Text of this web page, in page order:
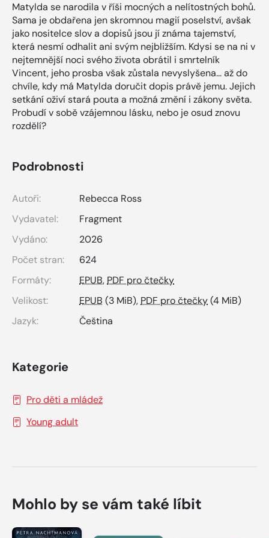
Matylda se narodila v říši mocných a nelítostných bohů.
Sama je obdařena jen skromnou magií poselství, avšak
jako nositelce slov a dopisů jsou jí známa tajemství,
která nesmí odhalit ani svým nejbližším. Kdysi se na ni v
nejtemnější noci svého života obrátil i smrtelník
Vincent, jeho prosba však zůstala nevyslyšena... až do
chvíle, kdy má Matylda doručit dopis právě jemu. Jejich
setkání oživí stará pouta a možná změní i zákony světa.
Probudí v sobě vzájemnou lásku, nebo je osud znovu
rozdělí?
Podrobnosti
Autoři:
Rebecca Ross
Vydavatel:
Fragment
Vydáno:
2026
Počet stran:
624
Formáty:
EPUB,PDF pro čtečky
Velikost:
EPUB (3 MiB),PDF pro čtečky(4 MiB)
Jazyk:
Čeština
Kategorie
Pro děti a mládež
Young adult
Mohlo by se vám také líbit